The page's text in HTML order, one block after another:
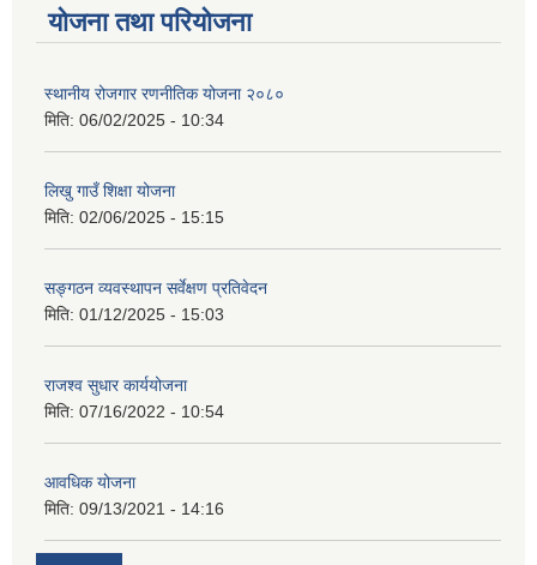
योजना तथा परियोजना
स्थानीय रोजगार रणनीतिक योजना २०८०
मिति: 06/02/2025 - 10:34
लिखु गाउँ शिक्षा योजना
मिति: 02/06/2025 - 15:15
सङ्गठन व्यवस्थापन सर्वेक्षण प्रतिवेदन
मिति: 01/12/2025 - 15:03
राजश्व सुधार कार्ययोजना
मिति: 07/16/2022 - 10:54
आवधिक योजना
मिति: 09/13/2021 - 14:16